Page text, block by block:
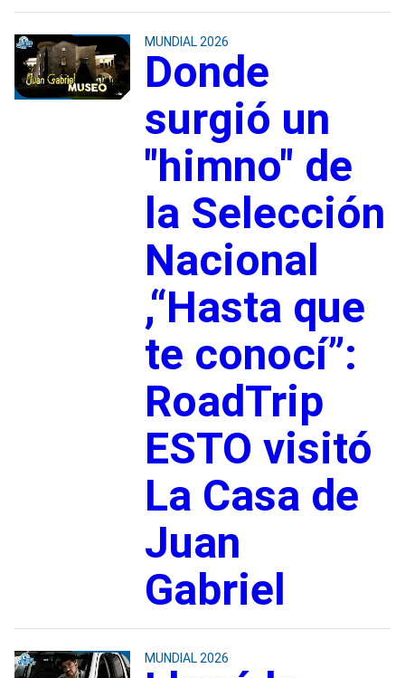
MUNDIAL 2026
Donde
surgió un
"himno" de
la Selección
Nacional
,“Hasta que
te conocí”:
RoadTrip
ESTO visitó
La Casa de
Juan
Gabriel
MUNDIAL 2026